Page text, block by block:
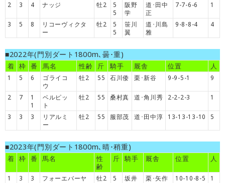
2 3 4 ナッジ 牡2
5
5
阪野
学
道･田中
正
7-7-6-6 1
3 5 8
リコーヴィクタ
ー
牡2
5
5
笹川
翼
道･川島
雅
9-8-8-4 4
■2022年(門別ダート1800m､曇･重)
着 枠 番 馬名 性齢 斤 騎手 厩舎 位置 人
1 5 6
ゴライコ
ウ
牡2 55 石川倭 栗･新谷 9-9-5-1 9
2 7
1
1
ベルピッ
ト
牡2 55 桑村真 道･角川秀 2-2-2-3 1
3 3 3
リアルミ
ー
牡2 55 服部茂 道･田中淳 13-13-13-10 5
■2023年(門別ダート1800m､晴･稍重)
着 枠 番 馬名
性
齢
斤 騎手 厩舎 位置 人
1 3 3
フォーエバーヤ
牡2
5
坂井 栗･矢作 10-10-8-5 1